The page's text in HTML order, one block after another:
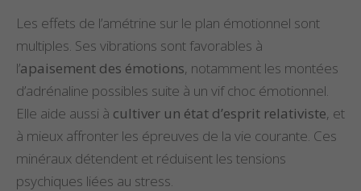
Les effets de l’amétrine sur le plan émotionnel sont
multiples. Ses vibrations sont favorables à
l’apaisement des émotions, notamment les montées
d’adrénaline possibles suite à un vif choc émotionnel.
Elle aide aussi à cultiver un état d’esprit relativiste, et
à mieux affronter les épreuves de la vie courante. Ces
minéraux détendent et réduisent les tensions
psychiques liées au stress.